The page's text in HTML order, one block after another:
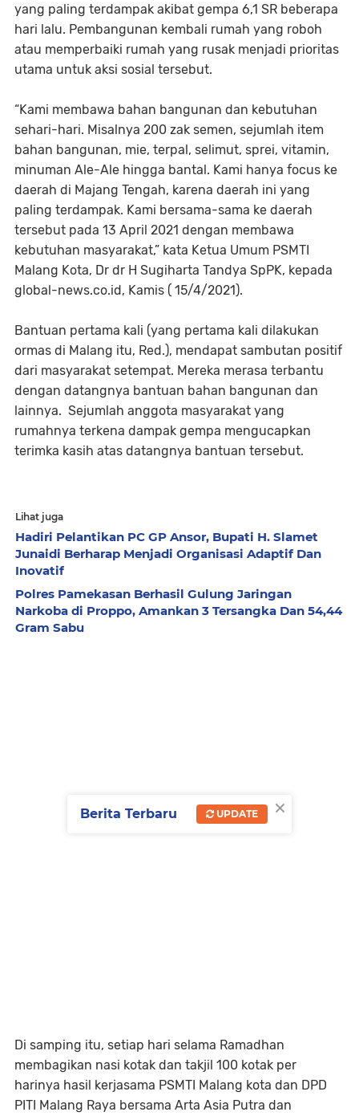
yang paling terdampak akibat gempa 6,1 SR beberapa
hari lalu. Pembangunan kembali rumah yang roboh
atau memperbaiki rumah yang rusak menjadi prioritas
utama untuk aksi sosial tersebut.
“Kami membawa bahan bangunan dan kebutuhan
sehari-hari. Misalnya 200 zak semen, sejumlah item
bahan bangunan, mie, terpal, selimut, sprei, vitamin,
minuman Ale-Ale hingga bantal. Kami hanya focus ke
daerah di Majang Tengah, karena daerah ini yang
paling terdampak. Kami bersama-sama ke daerah
tersebut pada 13 April 2021 dengan membawa
kebutuhan masyarakat,” kata Ketua Umum PSMTI
Malang Kota, Dr dr H Sugiharta Tandya SpPK, kepada
global-news.co.id, Kamis ( 15/4/2021).
Bantuan pertama kali (yang pertama kali dilakukan
ormas di Malang itu, Red.), mendapat sambutan positif
dari masyarakat setempat. Mereka merasa terbantu
dengan datangnya bantuan bahan bangunan dan
lainnya. Sejumlah anggota masyarakat yang
rumahnya terkena dampak gempa mengucapkan
terimka kasih atas datangnya bantuan tersebut.
Lihat juga
Hadiri Pelantikan PC GP Ansor, Bupati H. Slamet
Junaidi Berharap Menjadi Organisasi Adaptif Dan
Inovatif
Polres Pamekasan Berhasil Gulung Jaringan
Narkoba di Proppo, Amankan 3 Tersangka Dan 54,44
Gram Sabu
Di samping itu, setiap hari selama Ramadhan
membagikan nasi kotak dan takjil 100 kotak per
harinya hasil kerjasama PSMTI Malang kota dan DPD
PITI Malang Raya bersama Arta Asia Putra dan
×
Berita Terbaru UPDATE